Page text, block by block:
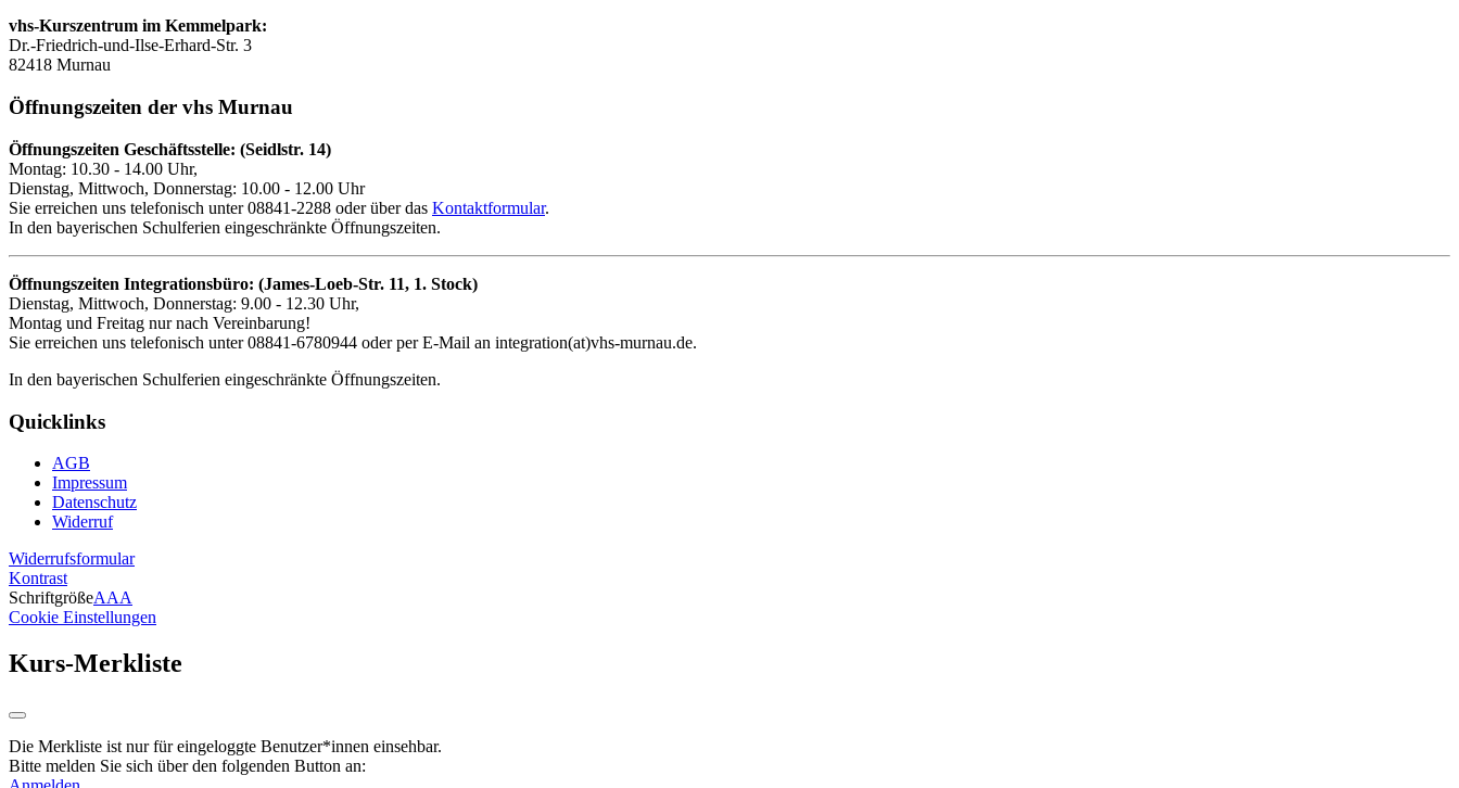
vhs-Kurszentrum im Kemmelpark:
Dr.-Friedrich-und-Ilse-Erhard-Str. 3
82418 Murnau
Öffnungszeiten der vhs Murnau
Öffnungszeiten Geschäftsstelle: (Seidlstr. 14)
Montag: 10.30 - 14.00 Uhr,
Dienstag, Mittwoch, Donnerstag: 10.00 - 12.00 Uhr
Sie erreichen uns telefonisch unter 08841-2288 oder über das Kontaktformular.
In den bayerischen Schulferien eingeschränkte Öffnungszeiten.
Öffnungszeiten Integrationsbüro: (James-Loeb-Str. 11, 1. Stock)
Dienstag, Mittwoch, Donnerstag: 9.00 - 12.30 Uhr,
Montag und Freitag nur nach Vereinbarung!
Sie erreichen uns telefonisch unter 08841-6780944 oder per E-Mail an integration(at)vhs-murnau.de.
In den bayerischen Schulferien eingeschränkte Öffnungszeiten.
Quicklinks
AGB
Impressum
Datenschutz
Widerruf
Widerrufsformular
Kontrast
SchriftgrößeAAA
Cookie Einstellungen
Kurs-Merkliste
Die Merkliste ist nur für eingeloggte Benutzer*innen einsehbar.
Bitte melden Sie sich über den folgenden Button an: